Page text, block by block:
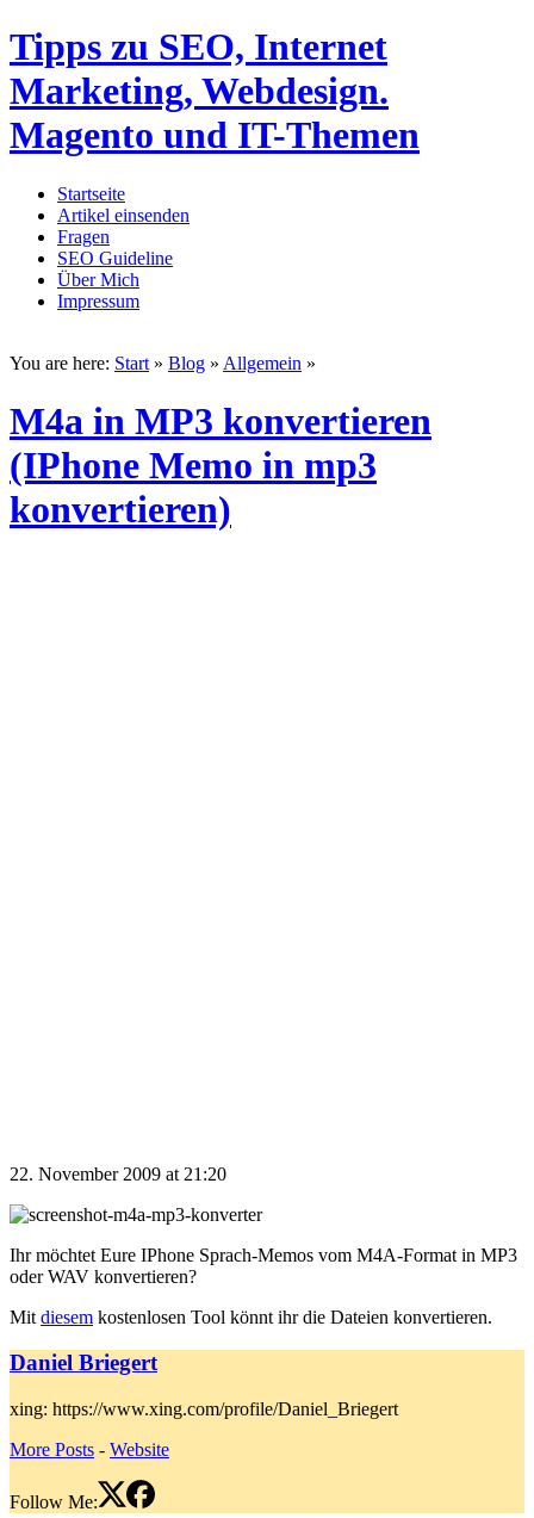
Tipps zu SEO, Internet
Marketing, Webdesign.
Magento und IT-Themen
Startseite
Artikel einsenden
Fragen
SEO Guideline
Über Mich
Impressum
You are here: Start » Blog » Allgemein »
M4a in MP3 konvertieren
(IPhone Memo in mp3
konvertieren)
22. November 2009 at 21:20
Ihr möchtet Eure IPhone Sprach-Memos vom M4A-Format in MP3
oder WAV konvertieren?
Mit diesem kostenlosen Tool könnt ihr die Dateien konvertieren.
Daniel Briegert
xing: https://www.xing.com/profile/Daniel_Briegert
More Posts - Website
Follow Me: